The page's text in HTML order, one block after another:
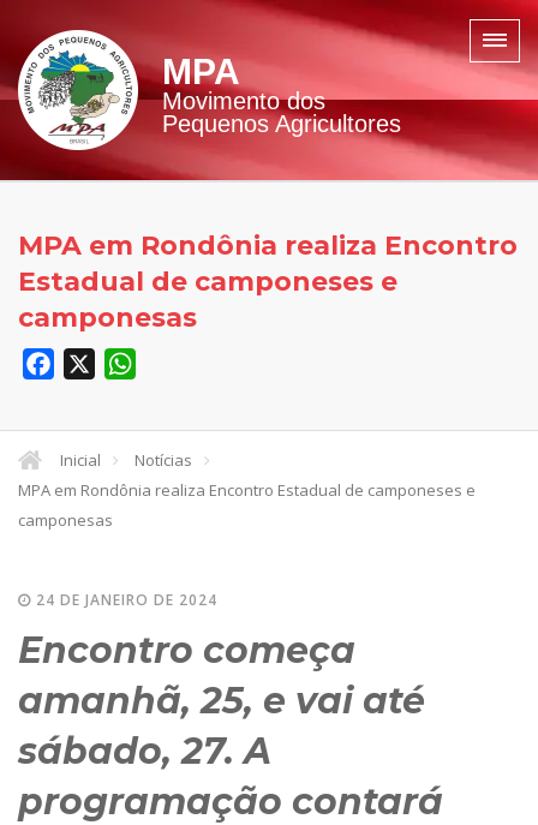
MPA
Movimento dos
Pequenos Agricultores
MPA em Rondônia realiza Encontro
Estadual de camponeses e
camponesas
Facebook
Inicial
Notícias
MPA em Rondônia realiza Encontro Estadual de camponeses e
camponesas
24 DE JANEIRO DE 2024
Encontro começa
amanhã, 25, e vai até
sábado, 27. A
programação contará